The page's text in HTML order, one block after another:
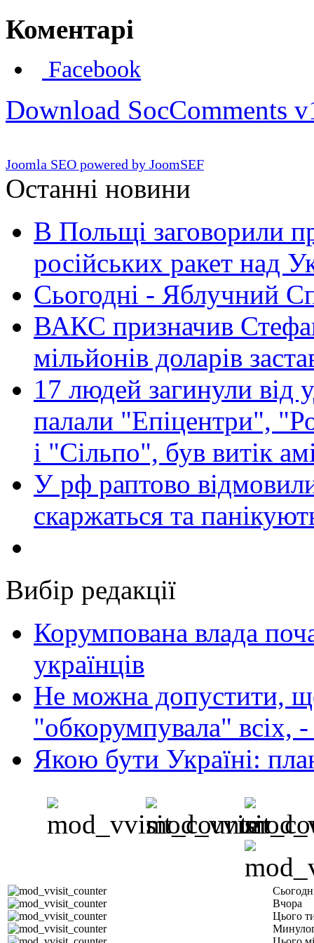
Коментарі
Facebook
Download SocComments
Joomla SEO powered by JoomSEF
Останні новини
В Польщі заговорили
російських ракет над
Сьогодні - Яблучний
ВАКС призначив
мільйонів доларів
17 людей загинули від
палали "Епіцентри",
і "Сільпо", був витік
У рф раптово
скаржаться та
Вибір редакції
Корумпована влада
українців
Не можна допустити,
"обкорумпувала" всіх,
Якою бути Україні:
Вчора
Цього